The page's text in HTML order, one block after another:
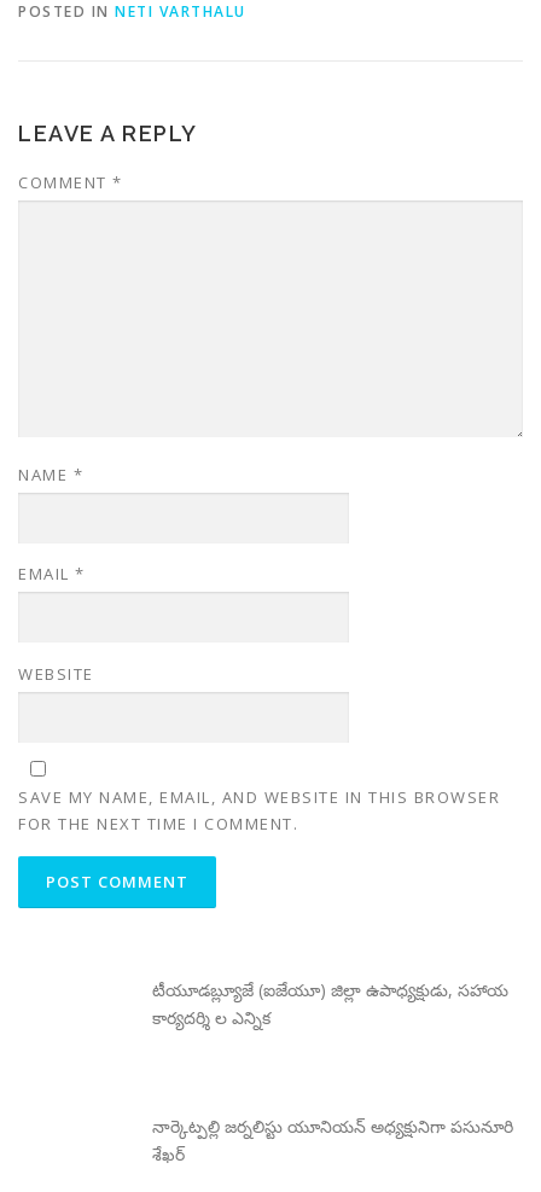
POSTED IN NETI VARTHALU
LEAVE A REPLY
COMMENT *
NAME *
EMAIL *
WEBSITE
SAVE MY NAME, EMAIL, AND WEBSITE IN THIS BROWSER
FOR THE NEXT TIME I COMMENT.
టీయూడబ్ల్యూజే (ఐజేయూ) జిల్లా ఉపాధ్యక్షుడు, సహాయ
కార్యదర్శి ల ఎన్నిక
నార్కెట్పల్లి జర్నలిస్టు యూనియన్ అధ్యక్షునిగా పసునూరి
శేఖర్